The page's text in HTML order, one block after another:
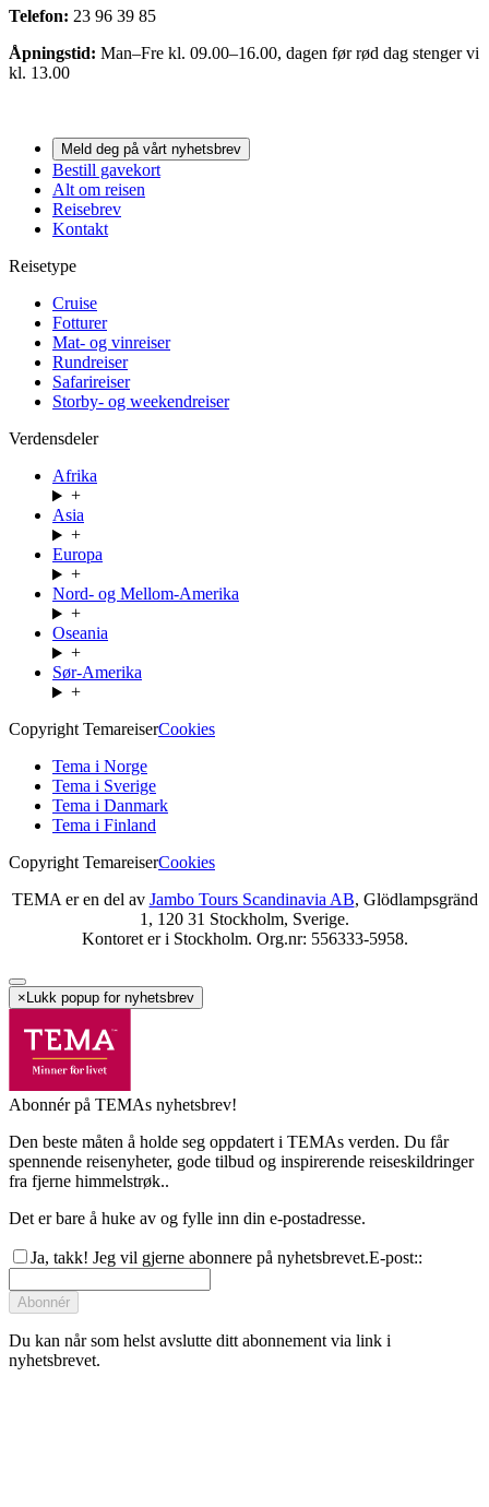
Telefon: 23 96 39 85
Åpningstid: Man–Fre kl. 09.00–16.00, dagen før rød dag stenger vi
kl. 13.00
Meld deg på vårt nyhetsbrev
Bestill gavekort
Alt om reisen
Reisebrev
Kontakt
Reisetype
Cruise
Fotturer
Mat- og vinreiser
Rundreiser
Safarireiser
Storby- og weekendreiser
Verdensdeler
Afrika
+
Asia
+
Europa
+
Nord- og Mellom-Amerika
+
Oseania
+
Sør-Amerika
+
Copyright TemareiserCookies
Tema i Norge
Tema i Sverige
Tema i Danmark
Tema i Finland
Copyright TemareiserCookies
TEMA er en del av Jambo Tours Scandinavia AB, Glödlampsgränd
1, 120 31 Stockholm, Sverige.
Kontoret er i Stockholm. Org.nr: 556333-5958.
× Lukk popup for nyhetsbrev
Abonnér på TEMAs nyhetsbrev!
Den beste måten å holde seg oppdatert i TEMAs verden. Du får
spennende reisenyheter, gode tilbud og inspirerende reiseskildringer
fra fjerne himmelstrøk..
Det er bare å huke av og fylle inn din e-postadresse.
Ja, takk! Jeg vil gjerne abonnere på nyhetsbrevet.E-post::
Abonnér
Du kan når som helst avslutte ditt abonnement via link i
nyhetsbrevet.